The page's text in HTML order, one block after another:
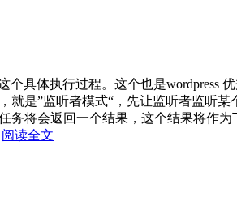
个具体执行过程。这个也是wordpress
是”监听者模式“，先让监听者监听某
将会返回一个结果，这个结果将作
阅读全文